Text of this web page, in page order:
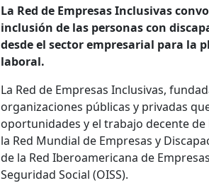
La Red de Empresas Inclusivas
inclusión de las personas con
desde el sector empresarial para la
laboral.
La Red de Empresas Inclusivas,
organizaciones públicas y privadas
oportunidades y el trabajo decente
la Red Mundial de Empresas y
de la Red Iberoamericana de
Seguridad Social (OISS).